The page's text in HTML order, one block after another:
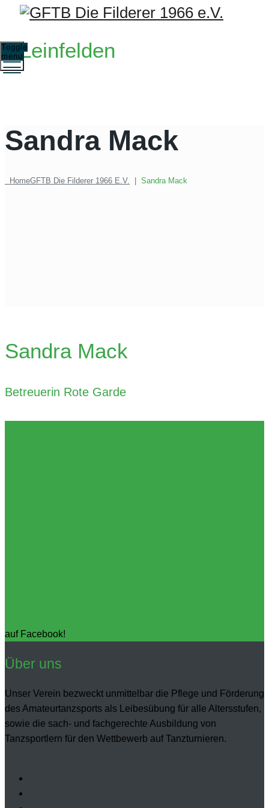
Leinfelden
Toggle
menu
Sandra Mack
HomeGFTB Die Filderer 1966 E.V. Sandra Mack
Sandra Mack
Betreuerin Rote Garde
auf Facebook!
Über uns
Unser Verein bezweckt unmittelbar die Pflege und Förderung
des Amateurtanzsports als Leibesübung für alle Altersstufen,
sowie die sach- und fachgerechte Ausbildung von
Tanzsportlern für den Wettbewerb auf Tanzturnieren.